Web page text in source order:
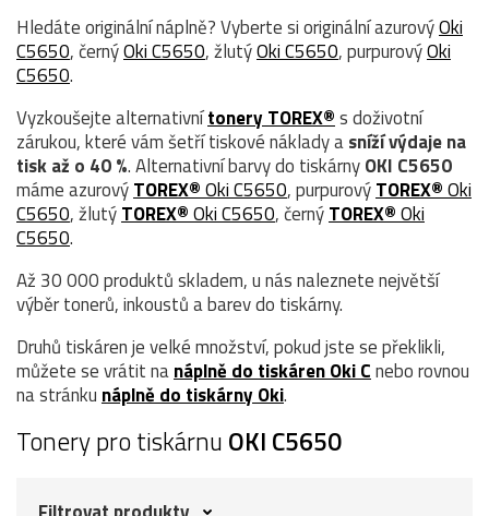
Hledáte originální náplně? Vyberte si originální azurovýOki
C5650, černýOki C5650, žlutýOki C5650, purpurovýOki
C5650.
Vyzkoušejte alternativnítonery TOREX®s doživotní
zárukou, které vám šetří tiskové náklady asníží výdaje na
tisk až o 40 %. Alternativní barvy do tiskárnyOKI C5650
máme azurovýTOREX®Oki C5650, purpurovýTOREX®Oki
C5650, žlutýTOREX®Oki C5650, černýTOREX®Oki
C5650.
Až 30 000 produktů skladem, u nás naleznete největší
výběr tonerů, inkoustů a barev do tiskárny.
Druhů tiskáren je velké množství, pokud jste se překlikli,
můžete se vrátit nanáplně do tiskáren Oki Cnebo rovnou
na stránku náplně do tiskárny Oki.
Tonery pro tiskárnu OKI C5650